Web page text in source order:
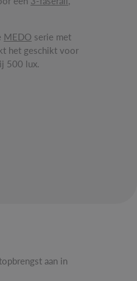
MEDO serie met
het geschikt voor
500 lux.
aan in